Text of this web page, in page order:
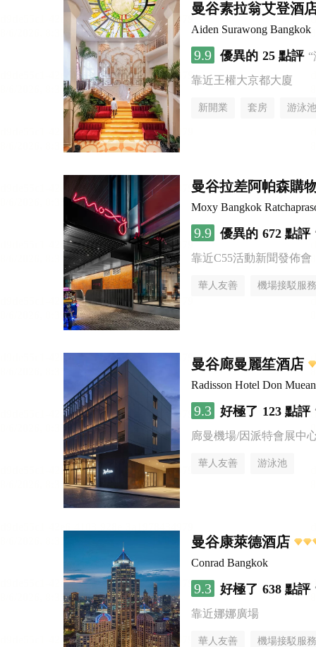
曼谷素拉翁艾登酒
Aiden Surawong Bangkok
9.9 優異的 25 點評
靠近王權大京都大廈
新開業 套房 游泳池
曼谷拉差阿帕森購
Moxy Bangkok
9.9 優異的 672 點評
靠近C55活動新聞發佈會
華人友善 機場接駁服務
曼谷廊曼麗笙酒店
Radisson Hotel Don
9.3 好極了 123 點評
廊曼機場/因派特會展中
華人友善 游泳池
曼谷康萊德酒店
Conrad Bangkok
9.3 好極了 638 點評
靠近娜娜廣場
華人友善 機場接駁服務